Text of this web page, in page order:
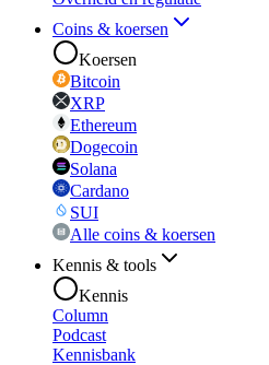
Coins & koersen
Koersen
Bitcoin
XRP
Ethereum
Dogecoin
Solana
Cardano
SUI
Alle coins & koersen
Kennis & tools
Kennis
Column
Podcast
Kennisbank